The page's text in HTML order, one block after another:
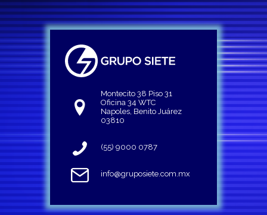
Montecito 38 Piso 31
Oficina 34 WTC
Napoles, Benito Juárez
03810
(55) 9000 0787
info@gruposiete.com.mx